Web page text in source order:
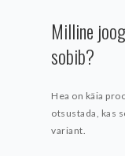
Milline
sobib?
Hea on käia
otsustada, kas
variant.